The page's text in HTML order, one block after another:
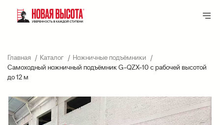
Главная Каталог
Ножничные подъёмники
Самоходный ножничный подъёмник G-QZX-10 с рабочей высотой
до 12 м